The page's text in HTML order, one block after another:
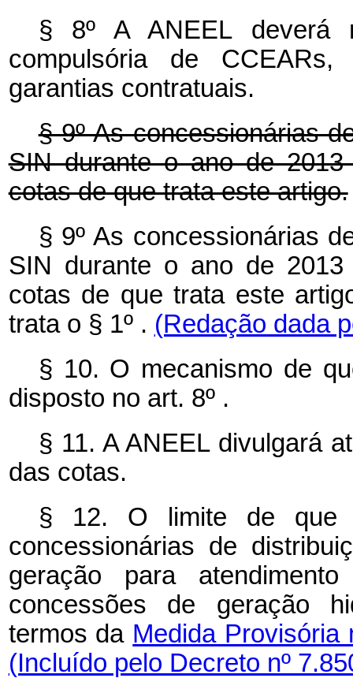
§ 8º A ANEEL deverá
compulsória de
garantias contratuais.
§ 9º As concessionárias
SIN durante o ano de
cotas de que trata este artigo.
§ 9º As concessionárias
SIN durante o ano de
cotas de que trata este
trata o § 1º . (Redação dada
§ 10. O mecanismo de
disposto no art. 8º .
§ 11. A ANEEL divulgará
das cotas.
§ 12. O limite de
concessionárias de
geração para
concessões de geração
termos da Medida Provisória
(Incluído pelo Decreto nº